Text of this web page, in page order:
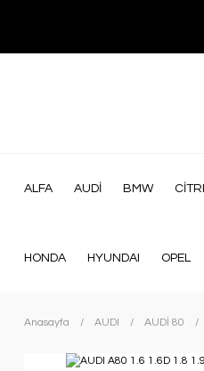
ALFA AUDİ BMW
HONDA HYUNDAI OPEL
Anasayfa AUDI AUDİ 80